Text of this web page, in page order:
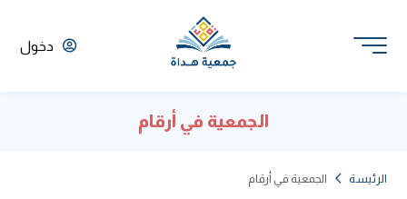
دخول
الجمعية في أرقام
الرئيسة الجمعية في أرقام